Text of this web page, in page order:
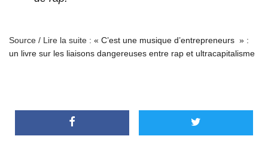
Source / Lire la suite : « C’est une musique d’entrepreneurs » :
un livre sur les liaisons dangereuses entre rap et ultracapitalisme